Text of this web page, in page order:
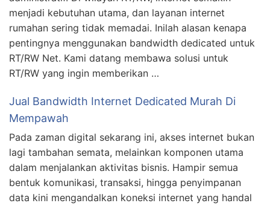
menjadi kebutuhan utama, dan layanan internet
rumahan sering tidak memadai. Inilah alasan kenapa
pentingnya menggunakan bandwidth dedicated untuk
RT/RW Net. Kami datang membawa solusi untuk
RT/RW yang ingin memberikan …
Jual Bandwidth Internet Dedicated Murah Di
Mempawah
Pada zaman digital sekarang ini, akses internet bukan
lagi tambahan semata, melainkan komponen utama
dalam menjalankan aktivitas bisnis. Hampir semua
bentuk komunikasi, transaksi, hingga penyimpanan
data kini mengandalkan koneksi internet yang handal